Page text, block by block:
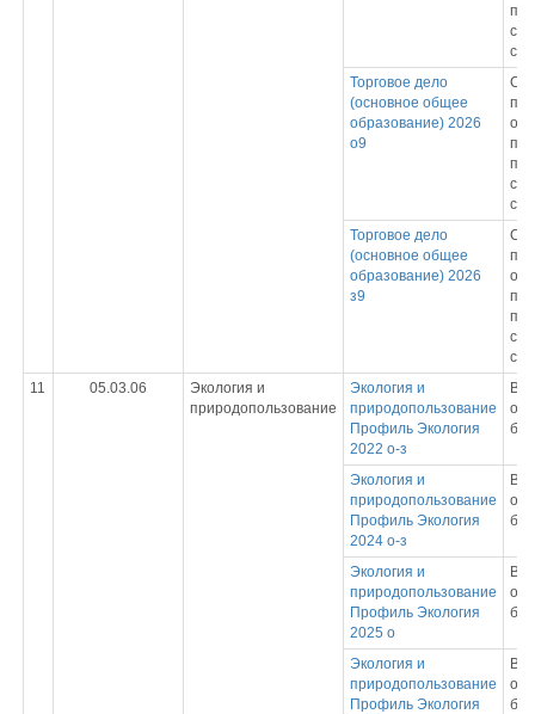
Торговое дело
(основное общее
образование) 2026
о9
Торговое дело
(основное общее
образование) 2026
з9
11
05.03.06
Экология и
природопользование
Экология и
природопользование
Профиль Экология
2022 о-з
Экология и
природопользование
Профиль Экология
2024 о-з
Экология и
природопользование
Профиль Экология
2025 о
Экология и
природопользование
Профиль Экология